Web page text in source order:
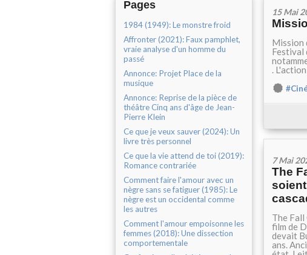
Pages
1984 (1949): Le monstre froid
Affronter (2021): Faux pamphlet,
vraie analyse d'un homme du
passé
Annonce: Projet Place de la
musique
Annonce: Reprise de la pièce de
théâtre Cinq ans d'âge de Jean-
Pierre Klein
Ce que je veux sauver (2024): Un
livre très personnel
Ce que la vie attend de toi (2019):
Romance contrariée
Comment faire l'amour avec un
nègre sans se fatiguer (1985): Le
nègre est un occidental comme
les autres
Comment l'amour empoisonne les
femmes (2018): Une dissection
comportementale
15 Mai
Mission
Festival
.
7 Mai
The
The Fall
film de
devait
ans.